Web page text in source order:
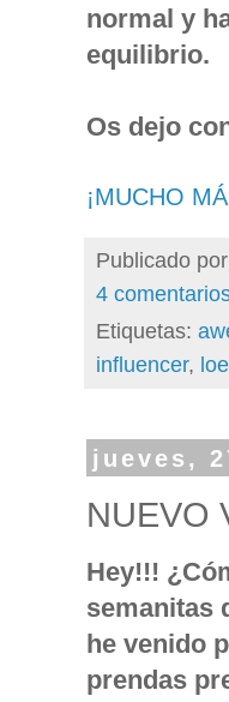
normal y
equilibrio.
Os dejo
¡MUCHO
Publicado por
4
Etiquetas:
influencer,
jueves,
NUEVO
Hey!!!
semanitas
he venido
prendas